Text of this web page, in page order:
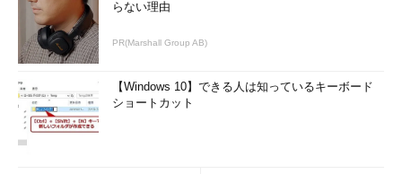
らない理由
PR(Marshall Group AB)
【Windows 10】できる人は知っているキーボード
ショートカット